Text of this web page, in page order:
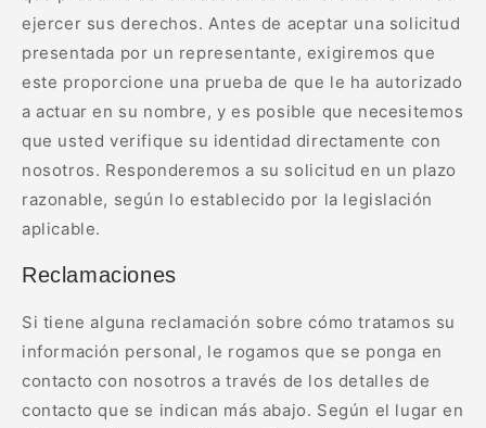
ejercer sus derechos. Antes de aceptar una solicitud
presentada por un representante, exigiremos que
este proporcione una prueba de que le ha autorizado
a actuar en su nombre, y es posible que necesitemos
que usted verifique su identidad directamente con
nosotros. Responderemos a su solicitud en un plazo
razonable, según lo establecido por la legislación
aplicable.
Reclamaciones
Si tiene alguna reclamación sobre cómo tratamos su
información personal, le rogamos que se ponga en
contacto con nosotros a través de los detalles de
contacto que se indican más abajo. Según el lugar en